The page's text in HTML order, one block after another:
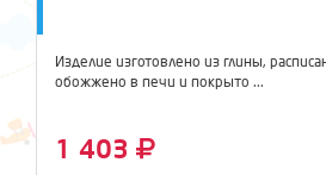
Изделие изготовлено из глины,
обожжено в печи и покрыто ...
1 403